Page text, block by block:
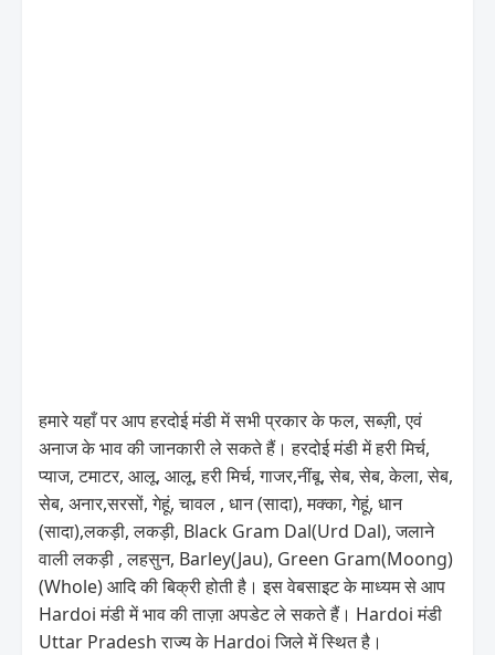
हमारे यहाँ पर आप हरदोई मंडी में सभी प्रकार के फल, सब्ज़ी, एवं
अनाज के भाव की जानकारी ले सकते हैं। हरदोई मंडी में हरी मिर्च,
प्याज, टमाटर, आलू, आलू, हरी मिर्च, गाजर,नींबू, सेब, सेब, केला, सेब,
सेब, अनार,सरसों, गेहूं, चावल , धान (सादा), मक्का, गेहूं, धान
(सादा),लकड़ी, लकड़ी, Black Gram Dal(Urd Dal), जलाने
वाली लकड़ी , लहसुन, Barley(Jau), Green Gram(Moong)
(Whole) आदि की बिक्री होती है। इस वेबसाइट के माध्यम से आप
Hardoi मंडी में भाव की ताज़ा अपडेट ले सकते हैं। Hardoi मंडी
Uttar Pradesh राज्य के Hardoi जिले में स्थित है।